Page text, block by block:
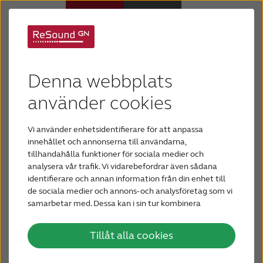
Denna webbplats
använder cookies
Vi använder enhetsidentifierare för att anpassa
innehållet och annonserna till användarna,
tillhandahålla funktioner för sociala medier och
analysera vår trafik. Vi vidarebefordrar även sådana
identifierare och annan information från din enhet till
de sociala medier och annons- och analysföretag som vi
samarbetar med. Dessa kan i sin tur kombinera
tillhandahållit eller som de har samlat in när du har
använt deras tjänster.Tillåt alla cookies
Om nedsatt hörsel
Hjälp
Varför ReSound?
Blogg
KONTAKTA OSS
hörselnedsättning
hand: omkring av 80 % alla som lider av tinnitus
har även nedsatt hörsel.
Hörselnedsättning kan påverka signalerna som
sänds från örat till hjärnan. De påverkade
signalerna kan resultera i oönskad aktivitet i
hjärnan som är känt som tinnitus. Även om tinnitus
inte orsakar hörselnedsättning kan det